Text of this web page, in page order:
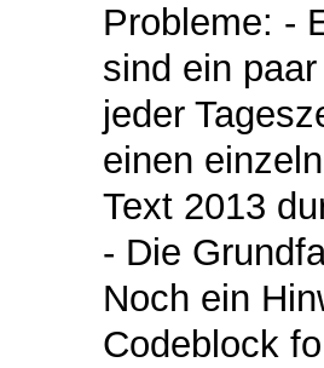
Probleme: -
sind ein
jeder
einen
Text 2013
- Die
Noch ein
Codeblock